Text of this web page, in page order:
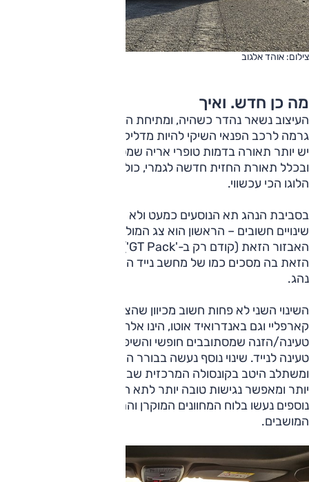
צילום: אוהד אלגוב
מה כן חדש. ואיך
העיצוב נשאר נהדר כשהיה, ומתיחת הפנים של אמצע החיים
גרמה לרכב הפנאי השיקי להיות מדליק עוד יותר. תרתי משמע.
יש יותר תאורה בדמות טופרי אריה שמספרם וממדיהם גדלו,
ובכלל תאורת החזית חדשה לגמרי, כולל הסבכה חדשה וכאמור
הלוגו הכי עכשווי.
בסביבת הנהג תא הנוסעים כמעט ולא השתנה, אם יש מספר
שינויים חשובים – הראשון הוא צג המולטימדיה שגדל ברמת
האבזור הזאת (קודם רק ב-'GT Pack'), ונראה מתאים לתקופה
הזאת בה מסכים כמו של מחשב נייד הם חלק טבעי בסביבת
נהג.
השינוי השני לא פחות חשוב מכיוון שהצימוד לנייד גם באפל
קארפליי וגם באנדרואיד אוטו, הינו אלחוטי – לא עוד כבלי
טעינה/הזנה שמסתובבים חופשי והשיפור מועצם עם משטח
טעינה לנייד. שינוי נוסף נעשה בבורר ההילוכים שנעשה קטן מאוד
ומשתלב היטב בקונסולה המרכזית שבין הנהג לנוסע; אסתטי
יותר ומאפשר נגישות טובה יותר לתא האחסון שלפניו. שינויים
נוספים נעשו בלוח המחוונים המוקרן והתלת-ממדי ובטקסטורות
המושבים.